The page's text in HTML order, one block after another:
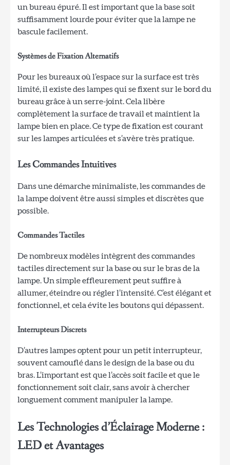
un bureau épuré. Il est important que la base soit
suffisamment lourde pour éviter que la lampe ne
bascule facilement.
Systèmes de Fixation Alternatifs
Pour les bureaux où l’espace sur la surface est très
limité, il existe des lampes qui se fixent sur le bord du
bureau grâce à un serre-joint. Cela libère
complètement la surface de travail et maintient la
lampe bien en place. Ce type de fixation est courant
sur les lampes articulées et s’avère très pratique.
Les Commandes Intuitives
Dans une démarche minimaliste, les commandes de
la lampe doivent être aussi simples et discrètes que
possible.
Commandes Tactiles
De nombreux modèles intègrent des commandes
tactiles directement sur la base ou sur le bras de la
lampe. Un simple effleurement peut suffire à
allumer, éteindre ou régler l’intensité. C’est élégant et
fonctionnel, et cela évite les boutons qui dépassent.
Interrupteurs Discrets
D’autres lampes optent pour un petit interrupteur,
souvent camouflé dans le design de la base ou du
bras. L’important est que l’accès soit facile et que le
fonctionnement soit clair, sans avoir à chercher
longuement comment manipuler la lampe.
Les Technologies d’Éclairage Moderne :
LED et Avantages